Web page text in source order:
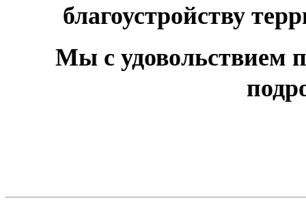
благоустройству
Мы с удовольствием